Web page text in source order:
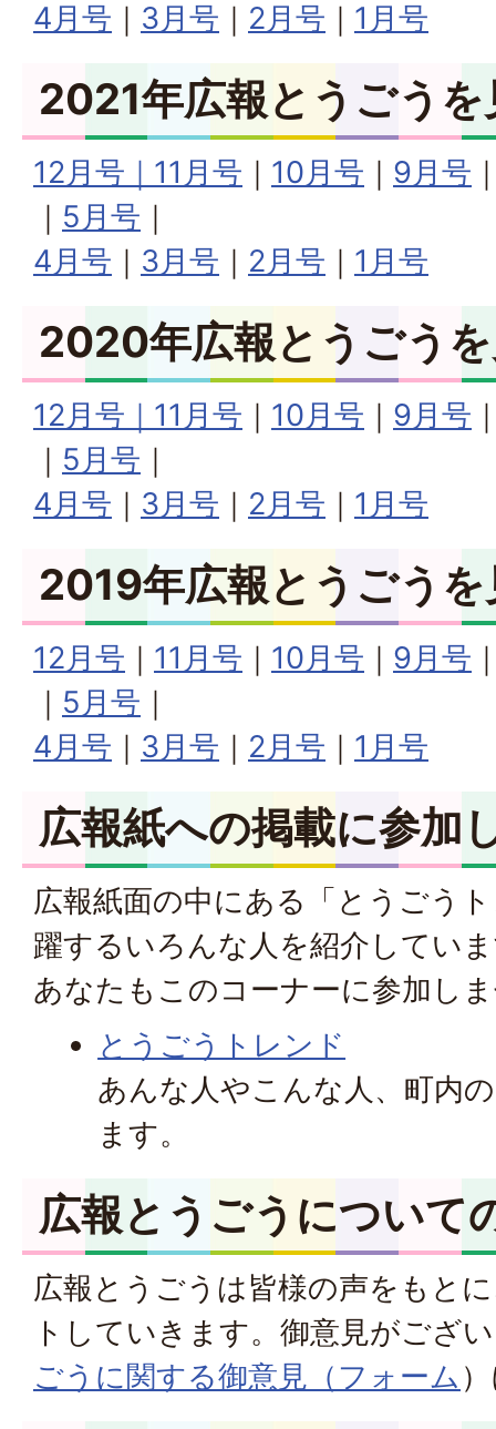
4月号 ｜ 3月号 ｜ 2月号 ｜ 1月号
2021年広報とうごうを
12月号｜ 11月号 ｜ 10月号 ｜ 9月号
｜ 5月号 ｜
4月号 ｜ 3月号 ｜ 2月号 ｜ 1月号
2020年広報とうごう
12月号｜ 11月号 ｜ 10月号 ｜ 9月号
｜ 5月号 ｜
4月号 ｜ 3月号 ｜ 2月号 ｜ 1月号
2019年広報とうごうを
12月号 ｜ 11月号 ｜ 10月号 ｜ 9月号
｜ 5月号 ｜
4月号 ｜ 3月号 ｜ 2月号 ｜ 1月号
広報紙への掲載に参加
広報紙面の中にある「とうごう
躍するいろんな人を紹介してい
あなたもこのコーナーに参加し
とうごうトレンド
あんな人やこんな人、町内
ます。
広報とうごうについて
広報とうごうは皆様の声をもと
トしていきます。御意見がござ
ごうに関する御意見（フォーム